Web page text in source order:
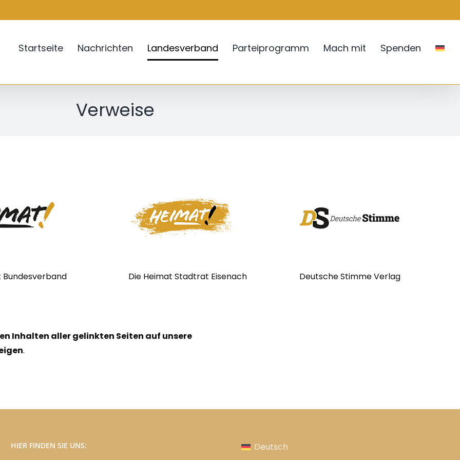
Startseite Nachrichten Landesverband Parteiprogramm Mach mit Spenden
Verweise
Bundesverband Die Heimat Stadtrat Eisenach Deutsche Stimme Verlag
Inhalten aller gelinkten Seiten auf unsere
.
HIER FINDEN SIE UNS: Deutsch